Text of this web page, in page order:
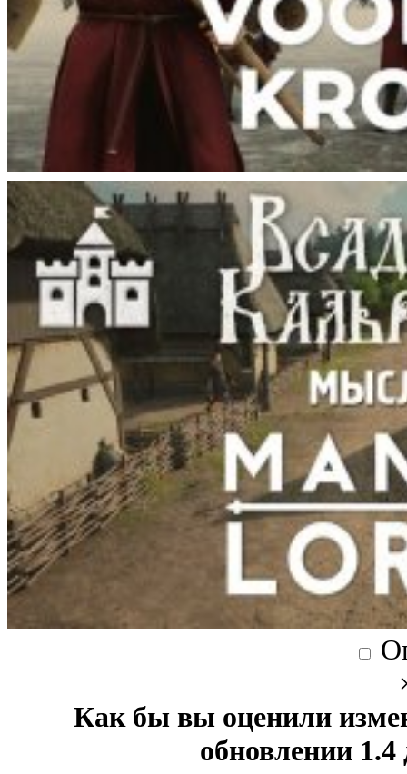
Как бы вы оценили
обновлении